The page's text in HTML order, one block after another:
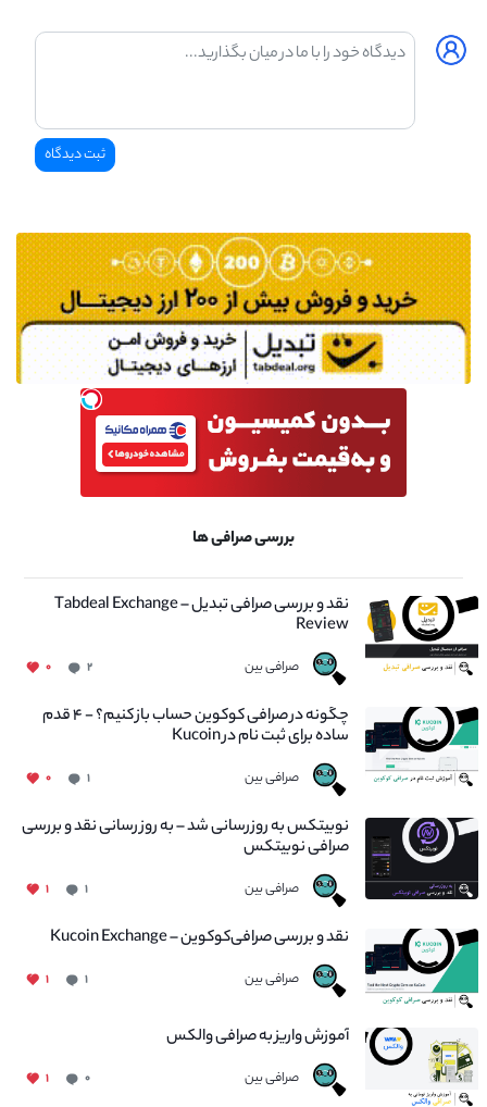
بررسی صرافی ها
نقد و بررسی صرافی تبدیل – Tabdeal Exchange
Review
صرافی بین ۲ ۰
چگونه در صرافی کوکوین حساب باز کنیم؟ - ۴ قدم
ساده برای ثبت نام در Kucoin
صرافی بین ۱ ۰
نوبیتکس به روزرسانی شد – به روز رسانی نقد و بررسی
صرافی نوبیتکس
صرافی بین ۱ ۱
نقد و بررسی صرافی‌کوکوین – Kucoin Exchange
صرافی بین ۱ ۱
آموزش واریز به صرافی والکس
صرافی بین ۰ ۱